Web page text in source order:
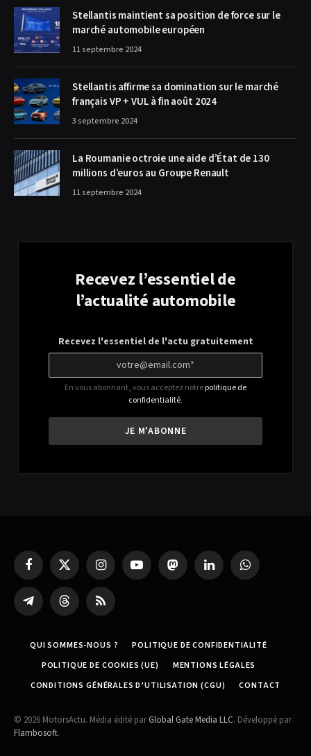
Stellantis maintient sa position de force sur le
marché automobile européen
11 septembre 2024
Stellantis affirme sa domination sur le marché
français VP + VUL à fin août 2024
3 septembre 2024
La Roumanie octroie une aide d’État de 130
millions d’euros au Groupe Renault
11 septembre 2024
Recevez l’essentiel de
l’actualité automobile
Recevez l'essentiel de l'actu gratuitement
En vous abonnant, vous acceptez notrepolitique de
confidentialité.
FacebookX
(Twitter)
InstagramYouTube MastodonLinkedIn WhatsApp
Partager
sur
Threads RSS
QUI SOMMES-NOUS ?
POLITIQUE DE CONFIDENTIALITÉ
POLITIQUE DE COOKIES (UE)
MENTIONS LÉGALES
CONDITIONS GÉNÉRALES D’UTILISATION (CGU)
CONTACT
© 2026 MotorsActu. Média édité parGlobal Gate Media LLC. Développé par
Flambosoft.